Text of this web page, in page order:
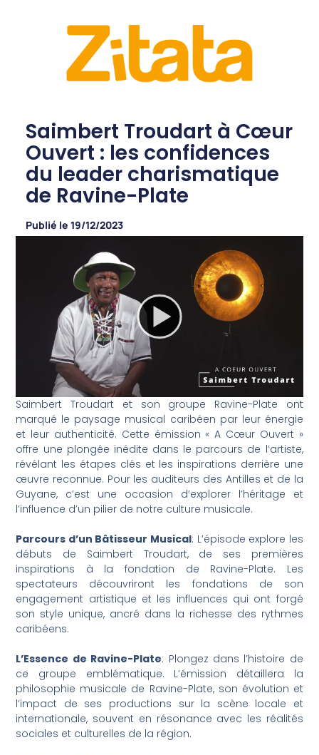
Saimbert Troudart à Cœur
Ouvert : les confidences
du leader charismatique
de Ravine-Plate
Publié le 19/12/2023
Saimbert Troudart et son groupe Ravine-Plate ont
marqué le paysage musical caribéen par leur énergie
et leur authenticité. Cette émission « A Cœur Ouvert »
offre une plongée inédite dans le parcours de l’artiste,
révélant les étapes clés et les inspirations derrière une
œuvre reconnue. Pour les auditeurs des Antilles et de la
Guyane, c’est une occasion d’explorer l’héritage et
l’influence d’un pilier de notre culture musicale.
Parcours d’un Bâtisseur Musical: L’épisode explore les
débuts de Saimbert Troudart, de ses premières
inspirations à la fondation de Ravine-Plate. Les
spectateurs découvriront les fondations de son
engagement artistique et les influences qui ont forgé
son style unique, ancré dans la richesse des rythmes
caribéens.
L’Essence de Ravine-Plate: Plongez dans l’histoire de
ce groupe emblématique. L’émission détaillera la
philosophie musicale de Ravine-Plate, son évolution et
l’impact de ses productions sur la scène locale et
internationale, souvent en résonance avec les réalités
sociales et culturelles de la région.